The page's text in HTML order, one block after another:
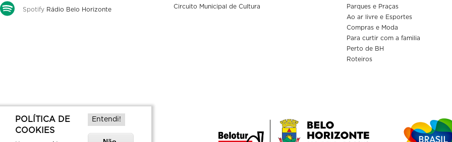
Spotify Rádio Belo Horizonte
Circuito Municipal de Cultura
Parques e Praças
Ao ar livre e Esportes
Compras e Moda
Para curtir com a familia
Perto de BH
Roteiros
POLÍTICA DE
COOKIES
Entendi!